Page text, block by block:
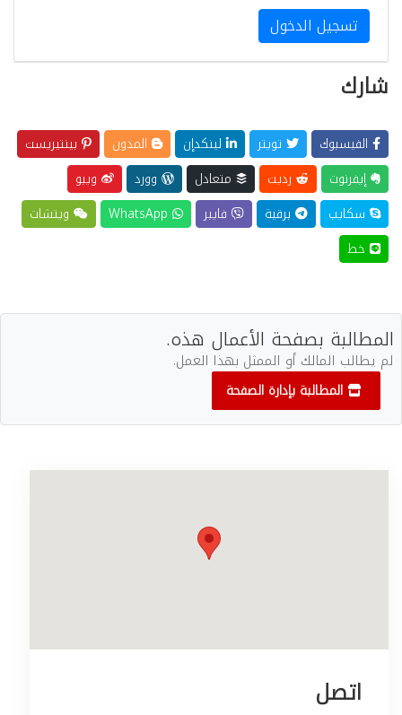
تسجيل الدخول
شارك
الفيسبوك تويتر لينكدإن المدون
بينتيريست
إيفرنوت
رديت متعادل وورد
ويبو
سكايب
برقية فايبر
ويتشات
خط
المطالبة بصفحة الأعمال هذه.
لم يطالب المالك أو الممثل بهذا العمل.
المطالبة بإدارة الصفحة
اتصل